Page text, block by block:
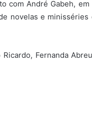
com André Gabeh, em
novelas e minisséries
Fernanda